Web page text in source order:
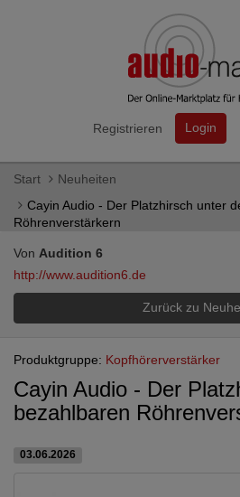
Registrieren Login
Start
Neuheiten
Cayin Audio - Der Platzhirsch unter
Röhrenverstärkern
Von Audition 6
http://www.audition6.de
Zurück zu
Produktgruppe: Kopfhörerverstärker
Cayin Audio - Der
bezahlbaren
03.06.2026